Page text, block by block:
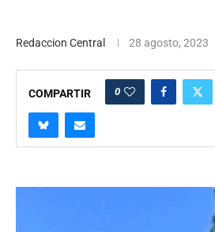
Redaccion Central 28 agosto, 2023
COMPARTIR 0